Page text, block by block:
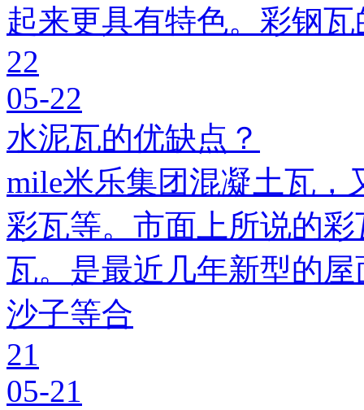
起来更具有特色。彩钢
22
05-22
水泥瓦的优缺点？
mile米乐集团混凝土瓦，
彩瓦等。市面上所说的
瓦。是最近几年新型的
沙子等合
21
05-21